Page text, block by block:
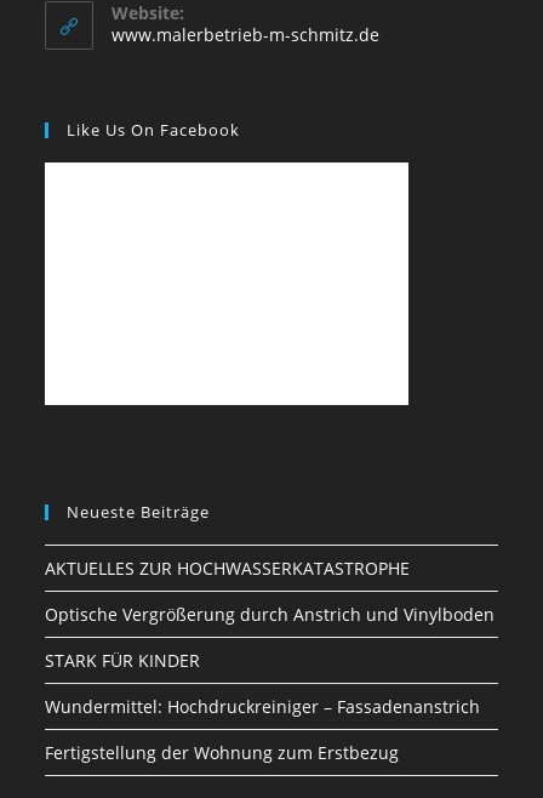
Website:
www.malerbetrieb-m-schmitz.de
Like Us On Facebook
Neueste Beiträge
AKTUELLES ZUR HOCHWASSERKATASTROPHE
Optische Vergrößerung durch Anstrich und Vinylboden
STARK FÜR KINDER
Wundermittel: Hochdruckreiniger – Fassadenanstrich
Fertigstellung der Wohnung zum Erstbezug